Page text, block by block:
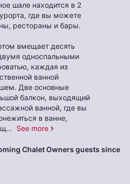
шале находится в 2
где вы можете
рестораны и бары.
вмещает десять
односпальными
каждая из
ванной
Две основные
балкон, выходящий
ванной, где вы
в ванне,
... See more
Chalet Owners guests since